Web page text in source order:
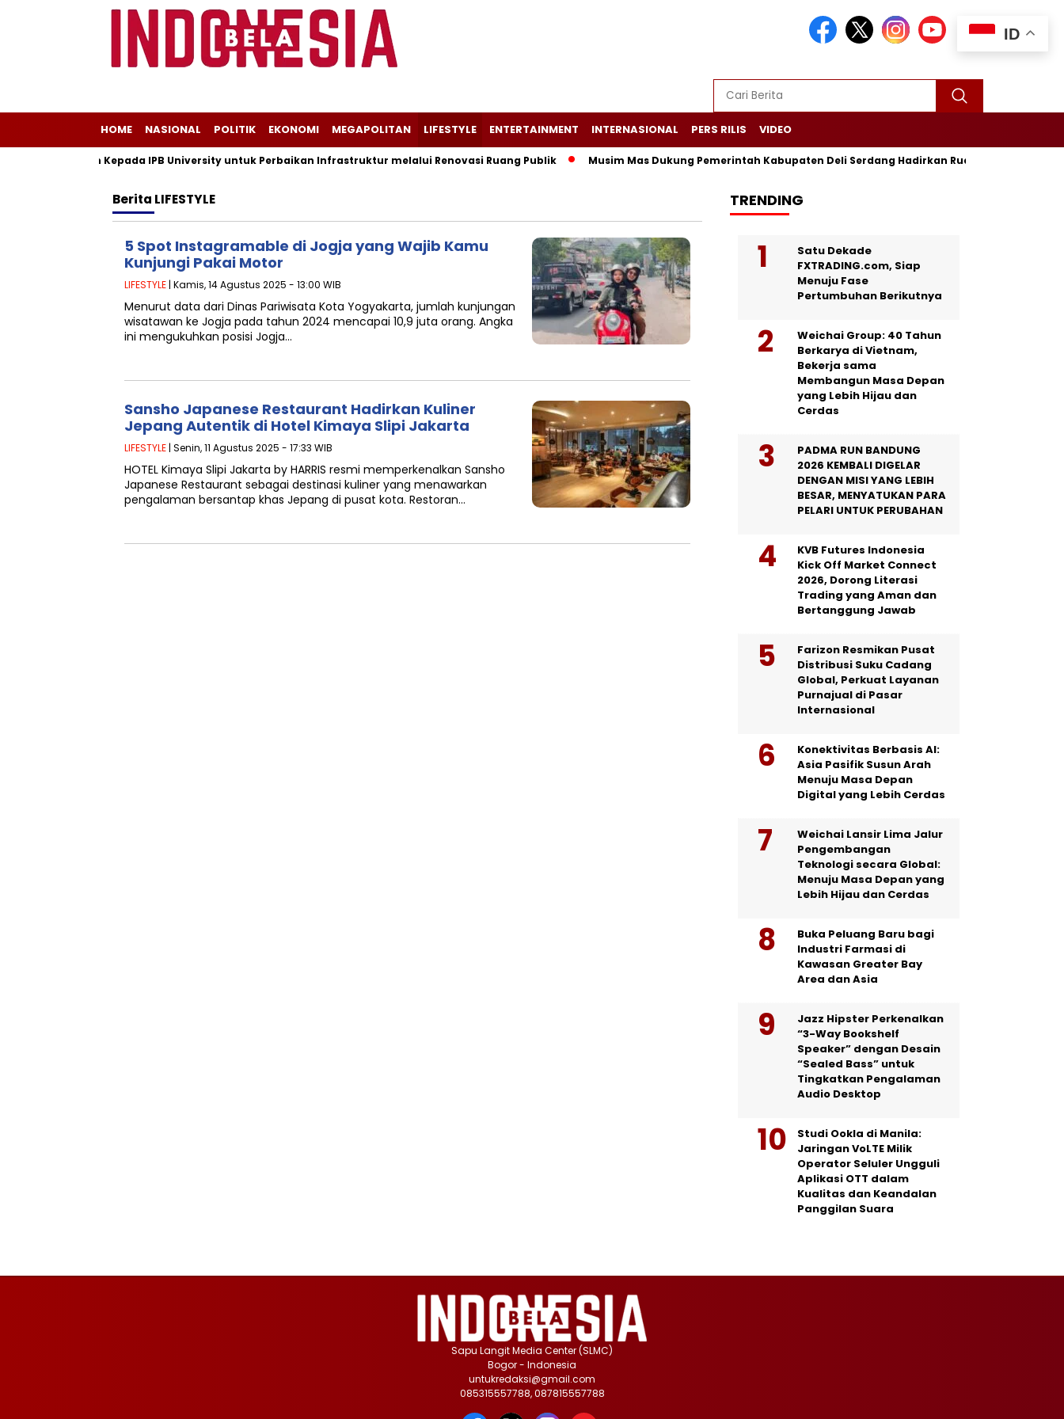
HOME NASIONAL POLITIK EKONOMI MEGAPOLITAN LIFESTYLE ENTERTAINMENT INTERNASIONAL PERS RILIS VIDEO
Dukungan Kepada IPB University untuk Perbaikan Infrastruktur melalui Renovasi Ruang Publik Musim Mas Dukung Pemerintah Kabupaten Deli Serdang Hadirkan Ruang Publik
Berita LIFESTYLE
5 Spot Instagramable di Jogja yang Wajib Kamu
Kunjungi Pakai Motor
LIFESTYLE | Kamis, 14 Agustus 2025 - 13:00 WIB
Menurut data dari Dinas Pariwisata Kota Yogyakarta, jumlah kunjungan
wisatawan ke Jogja pada tahun 2024 mencapai 10,9 juta orang. Angka
ini mengukuhkan posisi Jogja…
Sansho Japanese Restaurant Hadirkan Kuliner
Jepang Autentik di Hotel Kimaya Slipi Jakarta
LIFESTYLE | Senin, 11 Agustus 2025 - 17:33 WIB
HOTEL Kimaya Slipi Jakarta by HARRIS resmi memperkenalkan Sansho
Japanese Restaurant sebagai destinasi kuliner yang menawarkan
pengalaman bersantap khas Jepang di pusat kota. Restoran…
TRENDING
Satu Dekade
FXTRADING.com, Siap
Menuju Fase
Pertumbuhan Berikutnya
Weichai Group: 40 Tahun
Berkarya di Vietnam,
Bekerja sama
Membangun Masa Depan
yang Lebih Hijau dan
Cerdas
PADMA RUN BANDUNG
2026 KEMBALI DIGELAR
DENGAN MISI YANG LEBIH
BESAR, MENYATUKAN PARA
PELARI UNTUK PERUBAHAN
KVB Futures Indonesia
Kick Off Market Connect
2026, Dorong Literasi
Trading yang Aman dan
Bertanggung Jawab
Farizon Resmikan Pusat
Distribusi Suku Cadang
Global, Perkuat Layanan
Purnajual di Pasar
Internasional
Konektivitas Berbasis AI:
Asia Pasifik Susun Arah
Menuju Masa Depan
Digital yang Lebih Cerdas
Weichai Lansir Lima Jalur
Pengembangan
Teknologi secara Global:
Menuju Masa Depan yang
Lebih Hijau dan Cerdas
Buka Peluang Baru bagi
Industri Farmasi di
Kawasan Greater Bay
Area dan Asia
Jazz Hipster Perkenalkan
“3-Way Bookshelf
Speaker” dengan Desain
“Sealed Bass” untuk
Tingkatkan Pengalaman
Audio Desktop
Studi Ookla di Manila:
Jaringan VoLTE Milik
Operator Seluler Ungguli
Aplikasi OTT dalam
Kualitas dan Keandalan
Panggilan Suara
ID
Sapu Langit Media Center (SLMC)
Bogor - Indonesia
untukredaksi@gmail.com
085315557788, 087815557788